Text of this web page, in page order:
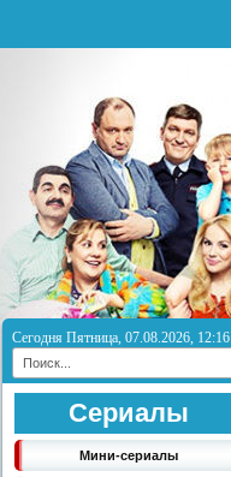
Сегодня Пятница, 07.08.2026, 12:16
Сериалы
Мини-сериалы